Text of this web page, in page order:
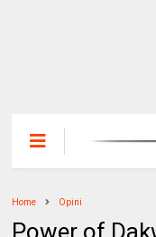
Home Opini